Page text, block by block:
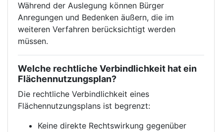
Während der Auslegung können Bürger
Anregungen und Bedenken äußern, die im
weiteren Verfahren berücksichtigt werden
müssen.
Welche rechtliche Verbindlichkeit hat ein
Flächennutzungsplan?
Die rechtliche Verbindlichkeit eines
Flächennutzungsplans ist begrenzt:
Keine direkte Rechtswirkung gegenüber